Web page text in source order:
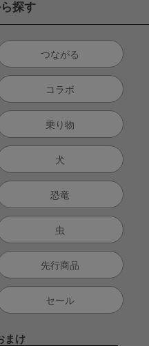
探す
つながる
コラボ
乗り物
犬
恐竜
虫
先行商品
セール
まけ